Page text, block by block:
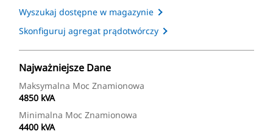
Wyszukaj dostępne w magazynie
Skonfiguruj agregat prądotwórczy
Najważniejsze Dane
Maksymalna Moc Znamionowa
4850 kVA
Minimalna Moc Znamionowa
4400 kVA